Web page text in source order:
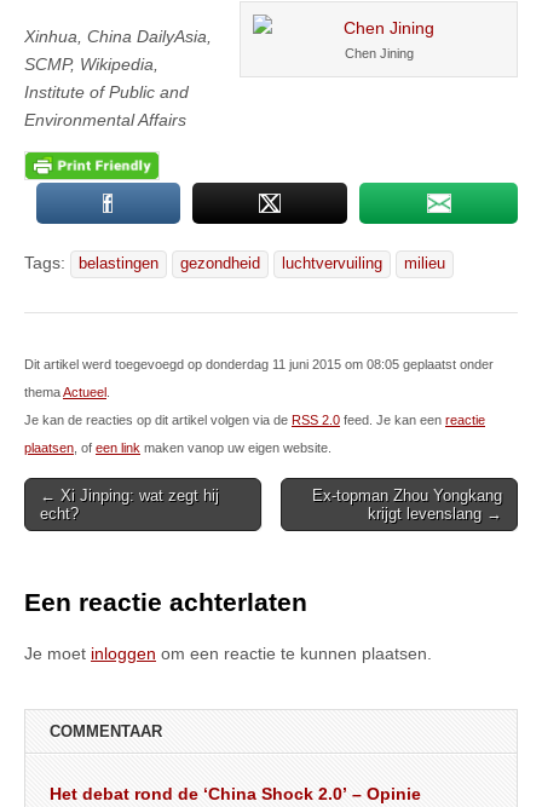
Chen Jining
Xinhua, China DailyAsia,
SCMP, Wikipedia,
Institute of Public and
Environmental Affairs
Tags: belastingen gezondheid luchtvervuiling milieu
Dit artikel werd toegevoegd op donderdag 11 juni 2015 om 08:05 geplaatst onder
themaActueel
Je kan de reacties op dit artikel volgen via de RSS 2.0 feed. Je kan een reactie
plaatsen , of een link maken vanop uw eigen website.
Post
navigation
← Xi Jinping: wat zegt hij
echt?
Ex-topman Zhou Yongkang
krijgt levenslang →
Een reactie achterlaten
Je moet inloggen om een reactie te kunnen plaatsen.
COMMENTAAR
Het debat rond de ‘China Shock 2.0’ – Opinie